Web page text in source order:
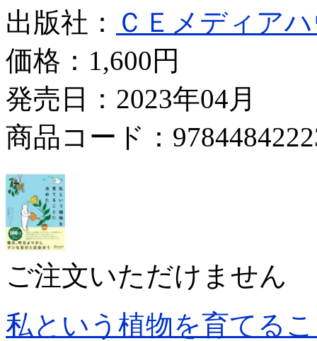
出版社：
ＣＥメディア
価格： 1,600円
発売日：2023年04月
商品コード：
ご注文いただけません
私という植物を育てる